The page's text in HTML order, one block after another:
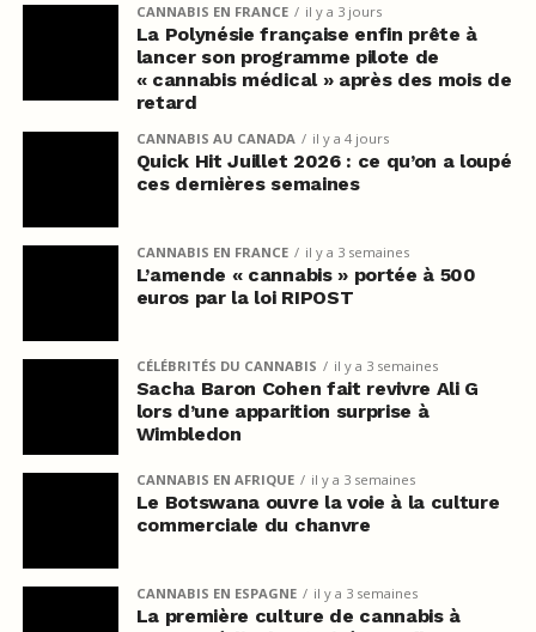
CANNABIS EN FRANCE il y a 3 jours
La Polynésie française enfin prête à
lancer son programme pilote de
« cannabis médical » après des mois de
retard
CANNABIS AU CANADA il y a 4 jours
Quick Hit Juillet 2026 : ce qu’on a loupé
ces dernières semaines
CANNABIS EN FRANCE il y a 3 semaines
L’amende « cannabis » portée à 500
euros par la loi RIPOST
CÉLÉBRITÉS DU CANNABIS il y a 3 semaines
Sacha Baron Cohen fait revivre Ali G
lors d’une apparition surprise à
Wimbledon
CANNABIS EN AFRIQUE il y a 3 semaines
Le Botswana ouvre la voie à la culture
commerciale du chanvre
CANNABIS EN ESPAGNE il y a 3 semaines
La première culture de cannabis à